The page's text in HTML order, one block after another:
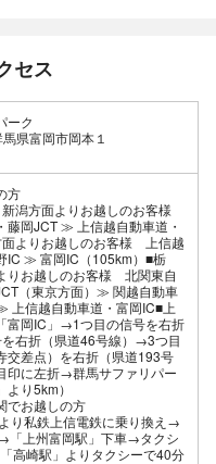
セス
ーク
県富岡市岡本１
方
潟方面よりお越しのお客様
藤岡JCT ≫ 上信越自動車道・
よりお越しのお客様 上信越
IC ≫ 富岡IC（105km）■栃
りお越しのお客様 北関東自
（東京方面）≫ 関越自動車
上信越自動車道・富岡IC■上
富岡IC」→1つ目の信号を右折
右折（県道46号線）→3つ目
交差点）を右折（県道193号
印に左折→群馬サファリパー
り5km）
でお越しの方
り私鉄上信電鉄に乗り換え→
「上州富岡駅」下車→タクシ
高崎駅」よりタクシーで40分